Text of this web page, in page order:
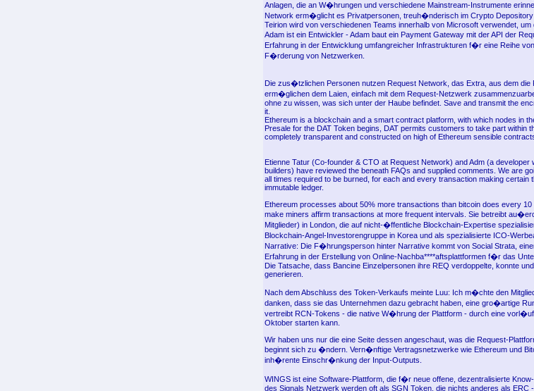
Anlagen, die an W�hrungen und verschiedene Mainstream-Instrumente
Network erm�glicht es Privatpersonen, treuh�nderisch im Crypto
Teirion wird von verschiedenen Teams innerhalb von Microsoft verwendet,
Adam ist ein Entwickler - Adam baut ein Payment Gateway mit der API der
Erfahrung in der Entwicklung umfangreicher Infrastrukturen f�r eine Reihe
F�rderung von Netzwerken.
Die zus�tzlichen Personen nutzen Request Network, das Extra, aus dem die
erm�glichen dem Laien, einfach mit dem Request-Netzwerk
ohne zu wissen, was sich unter der Haube befindet. Save and transmit the
it.
Ethereum is a blockchain and a smart contract platform, with which nodes in
Presale for the DAT Token begins, DAT permits customers to take part within
completely transparent and constructed on high of Ethereum sensible
Etienne Tatur (Co-founder & CTO at Request Network) and Adm (a
builders) have reviewed the beneath FAQs and supplied comments. We are
all times required to be burned, for each and every transaction making certain
immutable ledger.
Ethereum processes about 50% more transactions than bitcoin does every
make miners affirm transactions at more frequent intervals. Sie betreibt
Mitglieder) in London, die auf nicht-�ffentliche Blockchain-Expertise
Blockchain-Angel-Investorengruppe in Korea und als spezialisierte ICO-
Narrative: Die F�hrungsperson hinter Narrative kommt von Social Strata,
Erfahrung in der Erstellung von Online-Nachba****aftsplattformen f�r das
Die Tatsache, dass Bancine Einzelpersonen ihre REQ verdoppelte, konnte
generieren.
Nach dem Abschluss des Token-Verkaufs meinte Luu: Ich m�chte den
danken, dass sie das Unternehmen dazu gebracht haben, eine gro�artige
vertreibt RCN-Tokens - die native W�hrung der Plattform - durch eine
Oktober starten kann.
Wir haben uns nur die eine Seite dessen angeschaut, was die Request-
beginnt sich zu �ndern. Vern�nftige Vertragsnetzwerke wie Ethereum und
inh�rente Einschr�nkung der Input-Outputs.
WINGS ist eine Software-Plattform, die f�r neue offene, dezentralisierte
des Signals Netzwerk werden oft als SGN Token, die nichts anderes als ERC